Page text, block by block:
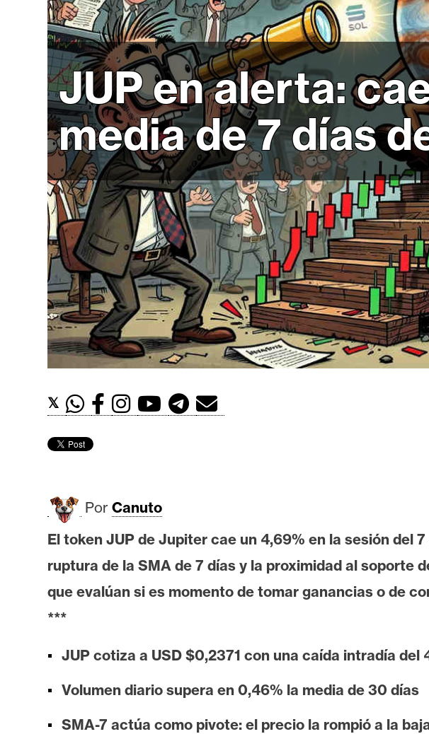
c
a
d
o
s
B
t
c
o
i
n
E
t
h
e
e
m
I
A
A
n
á
l
s
JUP en alerta:
media de 7 días
𝕏
Por Canuto
El token JUP de Jupiter cae un 4,69% en la sesión del
ruptura de la SMA de 7 días y la proximidad al soporte
que evalúan si es momento de tomar ganancias o de
***
JUP cotiza a USD $0,2371 con una caída intradía del
Volumen diario supera en 0,46% la media de 30 días
SMA-7 actúa como pivote: el precio la rompió a la